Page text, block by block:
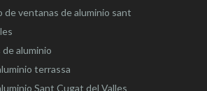
de ventanas de aluminio sant
aluminio
terrassa
Sant Cugat del Valles